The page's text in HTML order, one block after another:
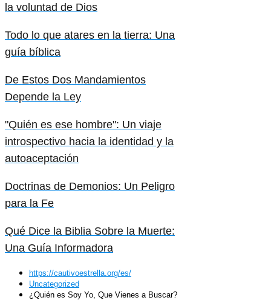
la voluntad de Dios
Todo lo que atares en la tierra: Una
guía bíblica
De Estos Dos Mandamientos
Depende la Ley
"Quién es ese hombre": Un viaje
introspectivo hacia la identidad y la
autoaceptación
Doctrinas de Demonios: Un Peligro
para la Fe
Qué Dice la Biblia Sobre la Muerte:
Una Guía Informadora
https://cautivoestrella.org/es/
Uncategorized
¿Quién es Soy Yo, Que Vienes a Buscar?